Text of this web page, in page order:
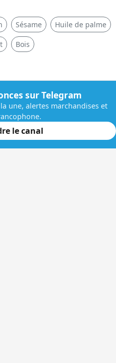
Sésame Huile de palme
Bois
sur Telegram
une, alertes marchandises et
le canal